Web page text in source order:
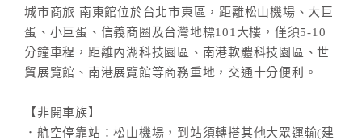
城市商旅 南東館位於台北市東區，距離松山機場、大巨
蛋、小巨蛋、信義商圈及台灣地標101大樓，僅須5-10
分鐘車程，距離內湖科技園區、南港軟體科技園區、世
貿展覽館、南港展覽館等商務重地，交通十分便利。
【非開車族】
．航空停靠站：松山機場，到站須轉搭其他大眾運輸(建